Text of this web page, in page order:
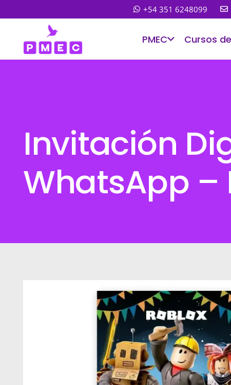
+54 351 6248099
PMEC Cursos
Invitación
WhatsApp –